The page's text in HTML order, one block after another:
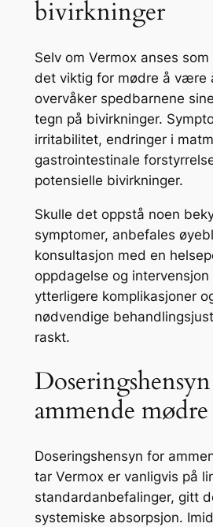
bivirkninger
Selv om Vermox anses
det viktig for mødre å være
overvåker spedbarnene
tegn på bivirkninger.
irritabilitet, endringer i
gastrointestinale
potensielle bivirkninger.
Skulle det oppstå noen
symptomer, anbefales
konsultasjon med en
oppdagelse og
ytterligere komplikasjoner
nødvendige
raskt.
ammende mødre
Doseringshensyn for
tar Vermox er vanligvis på
standardanbefalinger, gitt
systemiske absorpsjon.